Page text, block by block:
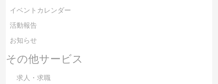
イベントカレンダー
活動報告
お知らせ
その他サービス
求人・求職